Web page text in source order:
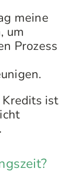
meine
um
Prozess
ist